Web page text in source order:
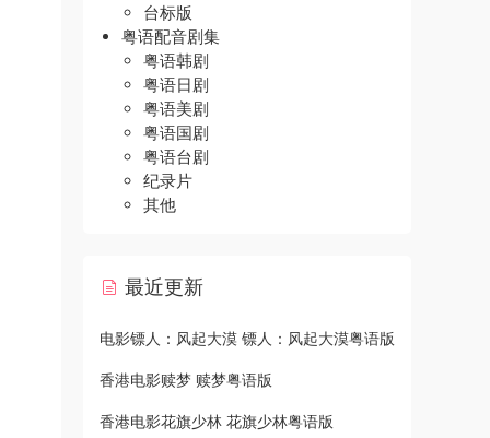
台标版
粤语配音剧集
粤语韩剧
粤语日剧
粤语美剧
粤语国剧
粤语台剧
纪录片
其他
最近更新
电影镖人：风起大漠 镖人：风起大漠粤语版
香港电影赎梦 赎梦粤语版
香港电影花旗少林 花旗少林粤语版